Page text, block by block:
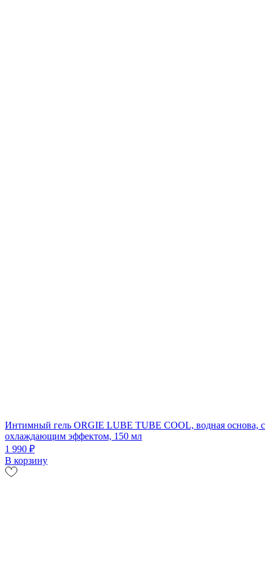
Интимный гель ORGIE LUBE TUBE COOL, водная основа, с
охлаждающим эффектом, 150 мл
1 990 ₽
В корзину